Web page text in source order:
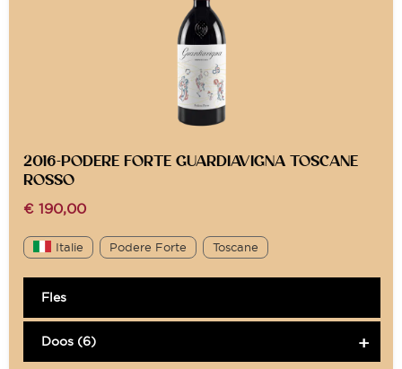
2016-PODERE FORTE GUARDIAVIGNA TOSCANE
ROSSO
€ 190,00
Italie Podere Forte Toscane
Fles
Doos (6)